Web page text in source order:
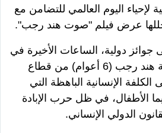
لإحياء اليوم العالمي للتضامن مع
عرض فيلم "صوت هند رجب".
جوائز دولية، الساعات الأخيرة في
حياة الطفلة الفلسطينية هند رجب (6 أعوام) من قطاع
الإنسانية الباهظة التي
الأطفال، في ظل حرب الإبادة
الدولي الإنساني.